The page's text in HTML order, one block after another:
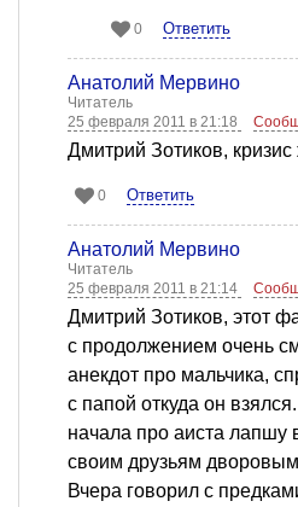
0 Ответить
Анатолий Мервино
Читатель
25 февраля 2011 в 21:18
Дмитрий Зотиков,
0 Ответить
Анатолий Мервино
Читатель
25 февраля 2011 в 21:14
Дмитрий Зотиков, этот
с продолжением очень
анекдот про мальчика,
с папой откуда он
начала про аиста лапшу
своим друзьям
Вчера говорил с